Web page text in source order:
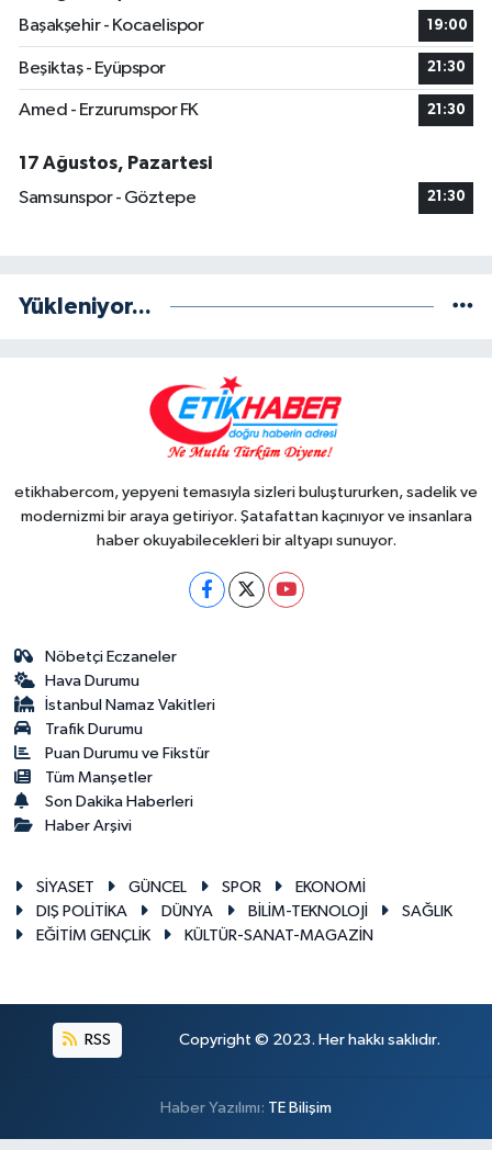
Başakşehir - Kocaelispor
19:00
Beşiktaş - Eyüpspor 21:30
Amed - Erzurumspor FK 21:30
17 Ağustos, Pazartesi
Samsunspor - Göztepe
21:30
Yükleniyor...
etikhabercom, yepyeni temasıyla sizleri buluştururken, sadelik ve
modernizmi bir araya getiriyor. Şatafattan kaçınıyor ve insanlara
haber okuyabilecekleri bir altyapı sunuyor.
Nöbetçi Eczaneler
Hava Durumu
İstanbul Namaz Vakitleri
Trafik Durumu
Puan Durumu ve Fikstür
Tüm Manşetler
Son Dakika Haberleri
Haber Arşivi
SİYASET GÜNCEL SPOR
EKONOMİ
DIŞ POLİTİKA
DÜNYA BİLİM-TEKNOLOJİ
SAĞLIK
EĞİTİM GENÇLİK
KÜLTÜR-SANAT-MAGAZİN
RSS Copyright © 2023. Her hakkı saklıdır.
Haber Yazılımı: TE Bilişim